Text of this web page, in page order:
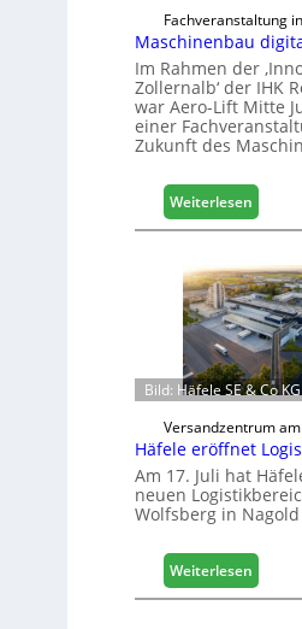
Fachveranstaltung
Maschinenbau
Im Rahmen der
Zollernalb‘ der IHK
war Aero-Lift Mitte
einer
Zukunft des
Weiterlesen:
M
s
c
h
i
e
n
b
a
u
d
i
i
t
Bild: Häfele SE & Co KG
Versandzentrum
Häfele eröffnet
Am 17. Juli hat
neuen
Wolfsberg in
Weiterlesen:
H